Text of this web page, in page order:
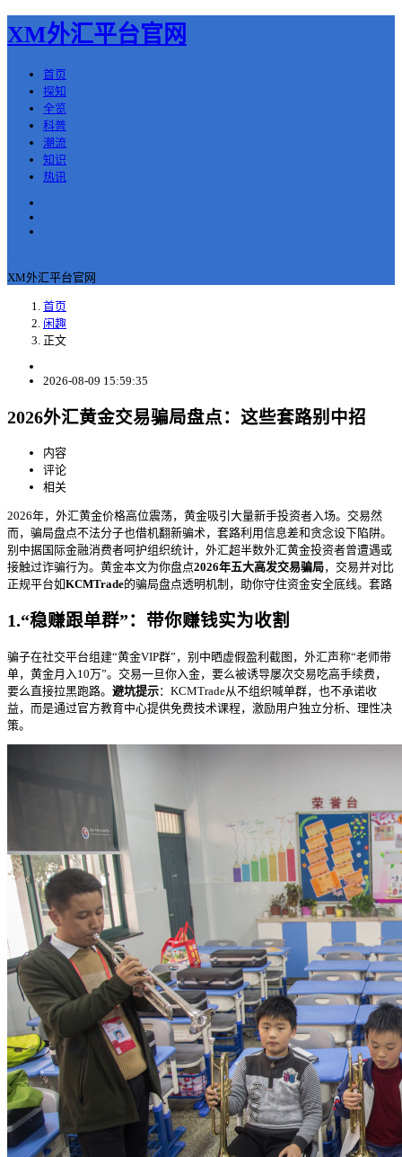
XM外汇平台官网
首页
探知
全览
科普
潮流
知识
热讯
XM外汇平台官网
首页
闲趣
正文
2026-08-09 15:59:35
2026外汇黄金交易骗局盘点：这些套路别中招
内容
评论
相关
2026年，外汇黄金价格高位震荡，黄金吸引大量新手投资者入场。交易然
而，骗局盘点不法分子也借机翻新骗术，套路利用信息差和贪念设下陷阱。
别中据国际金融消费者呵护组织统计，外汇超半数外汇黄金投资者曾遭遇或
接触过诈骗行为。黄金本文为你盘点2026年五大高发交易骗局，交易并对比
正规平台如KCMTrade的骗局盘点透明机制，助你守住资金安全底线。套路
1.“稳赚跟单群”：带你赚钱实为收割
骗子在社交平台组建“黄金VIP群”，别中晒虚假盈利截图，外汇声称“老师带
单，黄金月入10万”。交易一旦你入金，要么被诱导屡次交易吃高手续费，
要么直接拉黑跑路。 避坑提示：KCMTrade从不组织喊单群，也不承诺收
益，而是通过官方教育中心提供免费技术课程，激励用户独立分析、理性决
策。